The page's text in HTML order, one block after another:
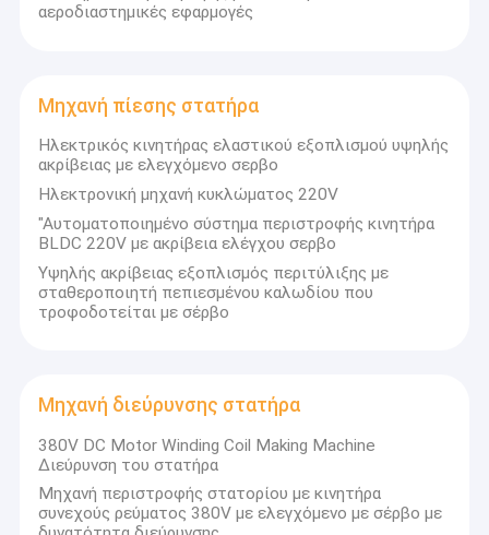
αεροδιαστημικές εφαρμογές
Μηχανή πίεσης στατήρα
Ηλεκτρικός κινητήρας ελαστικού εξοπλισμού υψηλής
ακρίβειας με ελεγχόμενο σερβο
Ηλεκτρονική μηχανή κυκλώματος 220V
"Αυτοματοποιημένο σύστημα περιστροφής κινητήρα
BLDC 220V με ακρίβεια ελέγχου σερβο
Υψηλής ακρίβειας εξοπλισμός περιτύλιξης με
σταθεροποιητή πεπιεσμένου καλωδίου που
τροφοδοτείται με σέρβο
Μηχανή διεύρυνσης στατήρα
380V DC Motor Winding Coil Making Machine
Διεύρυνση του στατήρα
Μηχανή περιστροφής στατορίου με κινητήρα
συνεχούς ρεύματος 380V με ελεγχόμενο με σέρβο με